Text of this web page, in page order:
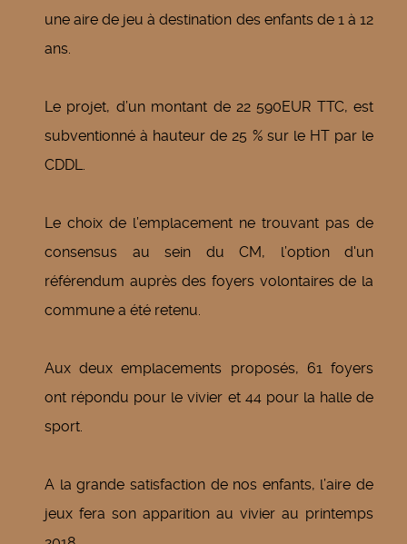
une aire de jeu à destination des enfants de 1 à 12
ans.
Le projet, d’un montant de 22 590EUR TTC, est
subventionné à hauteur de 25 % sur le HT par le
CDDL.
Le choix de l’emplacement ne trouvant pas de
consensus au sein du CM, l’option d'un
référendum auprès des foyers volontaires de la
commune a été retenu.
Aux deux emplacements proposés, 61 foyers
ont répondu pour le vivier et 44 pour la halle de
sport.
A la grande satisfaction de nos enfants, l’aire de
jeux fera son apparition au vivier au printemps